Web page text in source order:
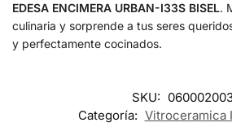
EDESA ENCIMERA URBAN-I33S BISEL.
culinaria y sorprende a tus seres
y perfectamente cocinados.
SKU:
Categoría: Vitroceramica